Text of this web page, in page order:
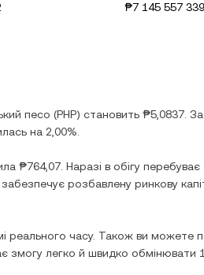
₱7 145 557 339
песо (PHP) становить ₱5,0837 .
на 2,00%
₱764,07 . Наразі в обігу перебуває
забезпечує розбавлену ринкову
реального часу. Також ви можете
змогу легко й швидко обмінювати